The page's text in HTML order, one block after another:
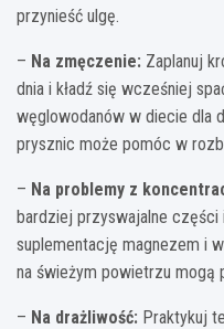
przynieść ulgę.
– Na zmęczenie: Zaplanuj
dnia i kładź się wcześniej
węglowodanów w diecie dla
prysznic może pomóc w
– Na problemy z
bardziej przyswajalne części
suplementację magnezem i
na świeżym powietrzu mogą
– Na drażliwość: Praktykuj